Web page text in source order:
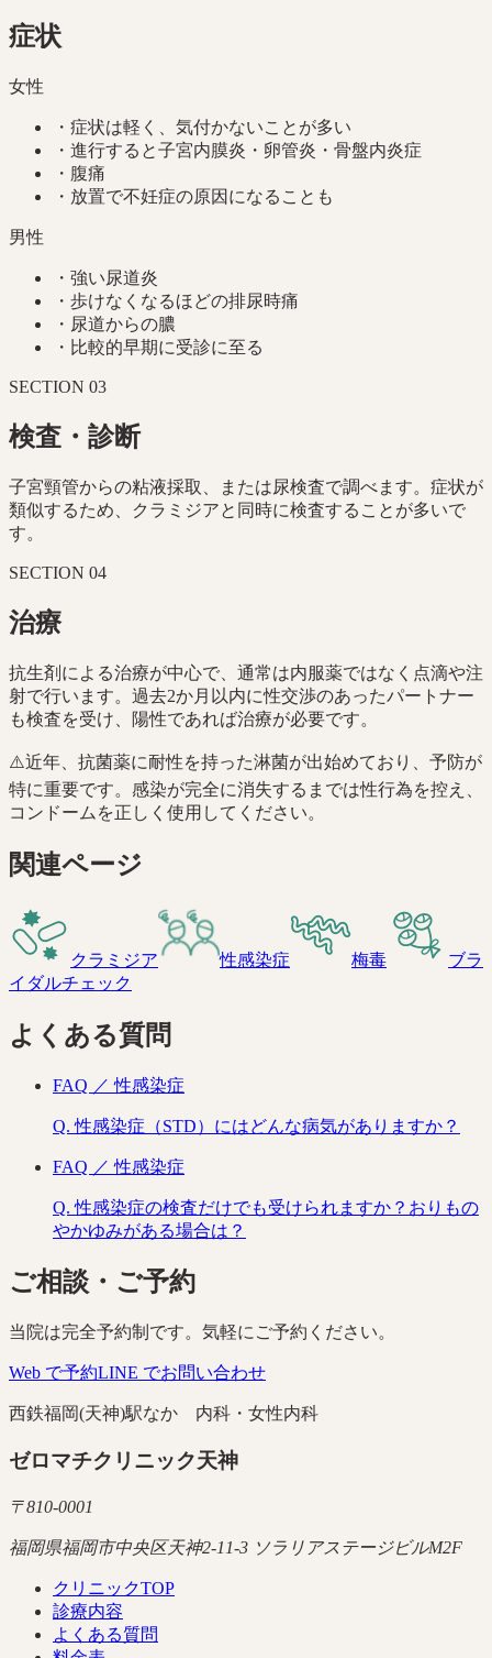
症状
女性
・ 症状は軽く、気付かないことが多い
・ 進行すると子宮内膜炎・卵管炎・骨盤内炎症
・ 腹痛
・ 放置で不妊症の原因になることも
男性
・ 強い尿道炎
・ 歩けなくなるほどの排尿時痛
・ 尿道からの膿
・ 比較的早期に受診に至る
SECTION 03
検査・診断
子宮頸管からの粘液採取、または尿検査で調べます。症状が
類似するため、クラミジアと同時に検査することが多いで
す。
SECTION 04
治療
抗生剤による治療が中心で、通常は内服薬ではなく点滴や注
射で行います。過去2か月以内に性交渉のあったパートナー
も検査を受け、陽性であれば治療が必要です。
⚠️近年、抗菌薬に耐性を持った淋菌が出始めており、予防が
特に重要です。感染が完全に消失するまでは性行為を控え、
コンドームを正しく使用してください。
関連ページ
クラミジア 性感染症 梅毒
ブラ
イダルチェック
よくある質問
FAQ ／性感染症
Q.性感染症（STD）にはどんな病気がありますか？
FAQ ／性感染症
Q.性感染症の検査だけでも受けられますか？おりもの
やかゆみがある場合は？
ご相談・ご予約
当院は完全予約制です。気軽にご予約ください。
Web で予約LINE でお問い合わせ
西鉄福岡(天神)駅なか 内科・女性内科
ゼロマチクリニック天神
〒810-0001
福岡県福岡市中央区天神2-11-3 ソラリアステージビルM2F
クリニックTOP
診療内容
よくある質問